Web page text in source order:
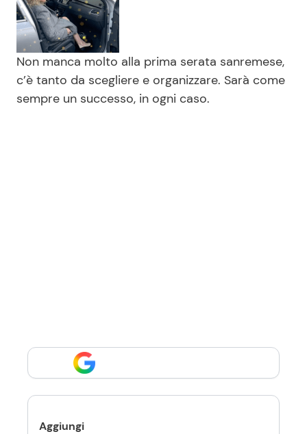
Non manca molto alla prima serata sanremese,
c’è tanto da scegliere e organizzare. Sarà come
sempre un successo, in ogni caso.
Aggiungi